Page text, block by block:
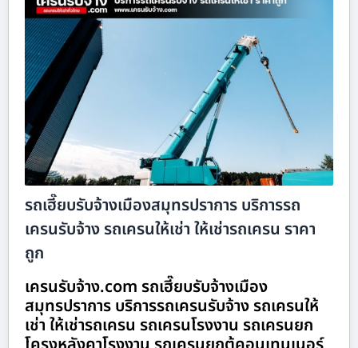
รถเฮี๊ยบรับจ้างเมืองสมุทรปราการ บริการรถ
เครนรับจ้าง รถเครนให้เช่า ให้เช่ารถเครน ราคา
ถูก
เครนรับจ้าง.com รถเฮี๊ยบรับจ้างเมือง
สมุทรปราการ บริการรถเครนรับจ้าง รถเครนให้
เช่า ให้เช่ารถเครน รถเครนโรงงาน รถเครนยก